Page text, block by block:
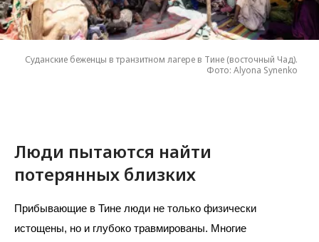
Суданские беженцы в транзитном лагере в Тине (восточный Чад).
Фото: Alyona Synenko
Люди пытаются найти
потерянных близких
Прибывающие в Тине люди не только физически
истощены, но и глубоко травмированы. Многие